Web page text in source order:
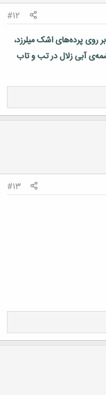
#12
روی پرده‌های اشک میلرزد،
آبی زلال در تب و تاب
#13